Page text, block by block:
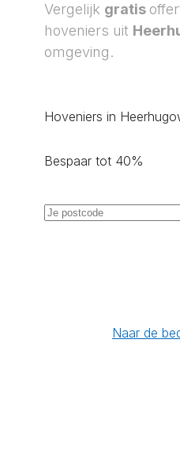
Vergelijk gratis
hoveniers uit
omgeving.
Hoveniers in
Bespaar tot 40%
Naar de